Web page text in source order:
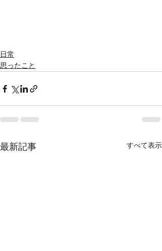
日常
思ったこと
最新記事 すべて表示